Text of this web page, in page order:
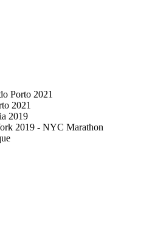
Porto 2021
2021
2019
2019 - NYC Marathon